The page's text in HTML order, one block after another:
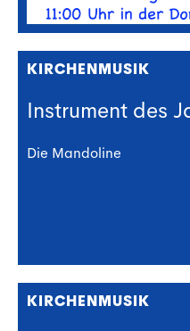
KIRCHENMUSIK
Instrument des
Die Mandoline
KIRCHENMUSIK